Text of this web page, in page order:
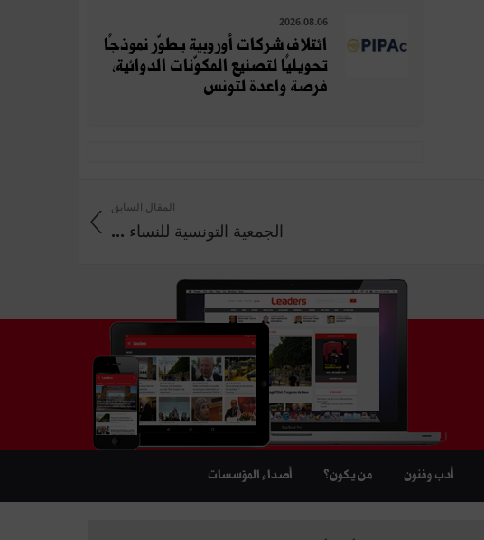
2026.08.06
ائتلاف شركات أوروبية يطوّر نموذجًا
تحويليًا لتصنيع المكوّنات الدوائية،
فرصة واعدة لتونس
المقال السابق
الجمعية التونسية للنساء ...
أدب وفنون من يكون؟ أصداء المؤسسات